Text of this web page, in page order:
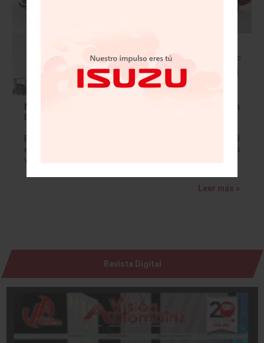
Nissan se une a las festividades de la 31ª Convención
Internacional de Autos Z
El Datsun 240Z original hizo su debut en el otoño de 1969
e inmediatamente marcó la pauta del mundo de los
vehículos deportivos. A casi año de cumplir su 50…
Leer más »
Revista Digital